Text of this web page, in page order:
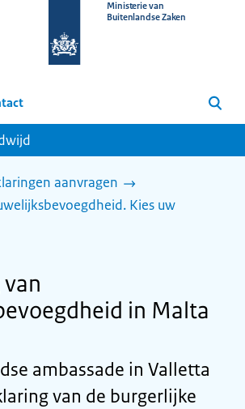
homepage
Ministerie van
Buitenlandse Zaken
Zoeken
aanvragen
Kies uw
in Malta
ambassade in Valletta
van de burgerlijke